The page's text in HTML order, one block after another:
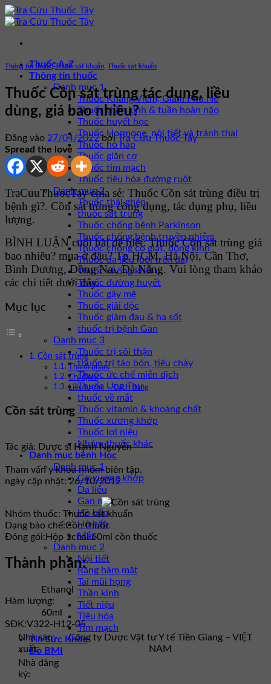
Bỏ
qua
dung
Thuốc A-Z
Thông tin thuốc
Danh mục 1
Thuốc Kháng Viêm, Giảm Phù Nề
Thuốc thần kinh & tuần hoàn não
Thuốc huyết học
Thuốc Hormone, nội tiết và tránh thai
Thuốc hô hấp
Thuốc giãn cơ
Thuốc tim mạch
Thuốc tiêu hóa đường ruột
Danh mục 2
Thuốc thải ghép
thuốc sát trùng
Thuốc chống bệnh Parkinson
Thuốc chống bệnh truyền nhiễm
Thuốc chống co giật, động kinh
Thuốc da liễu (bôi trên da)
Thuốc chống khối u
Thuốc đường huyết
Thuốc gây mê
Thuốc giải độc
Thuốc giảm đau & hạ sốt
thuốc trị bệnh Gan
Danh mục 3
Thuốc trị sỏi thận
thuốc trị táo bón, tiêu chảy
Thuốc ức chế miễn dịch
Thuốc Ung Thư
thuốc về mắt
Thuốc vitamin & khoáng chất
Thuốc xương khớp
Thuốc lợi niệu
Nhóm thuốc khác
Danh mục bệnh Học
Danh mục 1
Cơ xương khớp
Da liễu
Gan mật
Hô hấp
Hô hấp
Mắt
Danh mục 2
Nội tiết
Răng hàm mặt
Tai mũi họng
Thần kinh
Tiết niệu
Tiêu hóa
Tim mạch
Tin Sức Khỏe
Đo BMI
Thông tin thuốc,Thuốc sát khuẩn Thuốc sát khuẩn
Thuốc Cồn sát trùng tác dụng, liều
dùng, giá bao nhiêu?
Đăng vào 27/04/2022 bởiTra Cứu Thuốc Tây
Spread the love
TraCuuThuocTay chia sẻ: Thuốc Cồn sát trùng điều trị
bệnh gì?. Cồn sát trùng công dụng, tác dụng phụ, liều
lượng.
BÌNH LUẬN cuối bài để biết: Thuốc Cồn sát trùng giá
bao nhiêu? mua ở đâu? Tp HCM, Hà Nội, Cần Thơ,
Bình Dương, Đồng Nai, Đà Nẵng. Vui lòng tham khảo
các chi tiết dưới đây.
Mục lục
Cồn sát trùng
Thành phần:
Chỉ định:
Liều lượng – Cách dùng
Cồn sát trùng
Tác giả: Dược sĩ Hạnh Nguyễn
Tham vấn y khoa nhóm biên tập.
ngày cập nhật: 26/10/2012
Nhóm thuốc: Thuốc sát khuẩn
Dạng bào chế:Cồn thuốc
Đóng gói: Hộp 1chai 60ml cồn thuốc
Thành phần:
Ethanol
Hàm lượng:
60ml
SĐK:V322-H12-05
Nhà sản
xuất:
Công ty Dược Vật tư Y tế Tiền Giang – VIỆT
NAM
Nhà đăng
ký: